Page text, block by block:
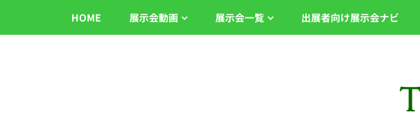
HOME 展示会動画 展示会一覧 出展者向け展示会ナビ